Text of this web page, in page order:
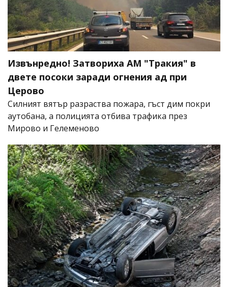
Извънредно! Затвориха АМ "Тракия" в
двете посоки заради огнения ад при
Церово
Силният вятър разраства пожара, гъст дим покри
аутобана, а полицията отбива трафика през
Мирово и Гелеменово